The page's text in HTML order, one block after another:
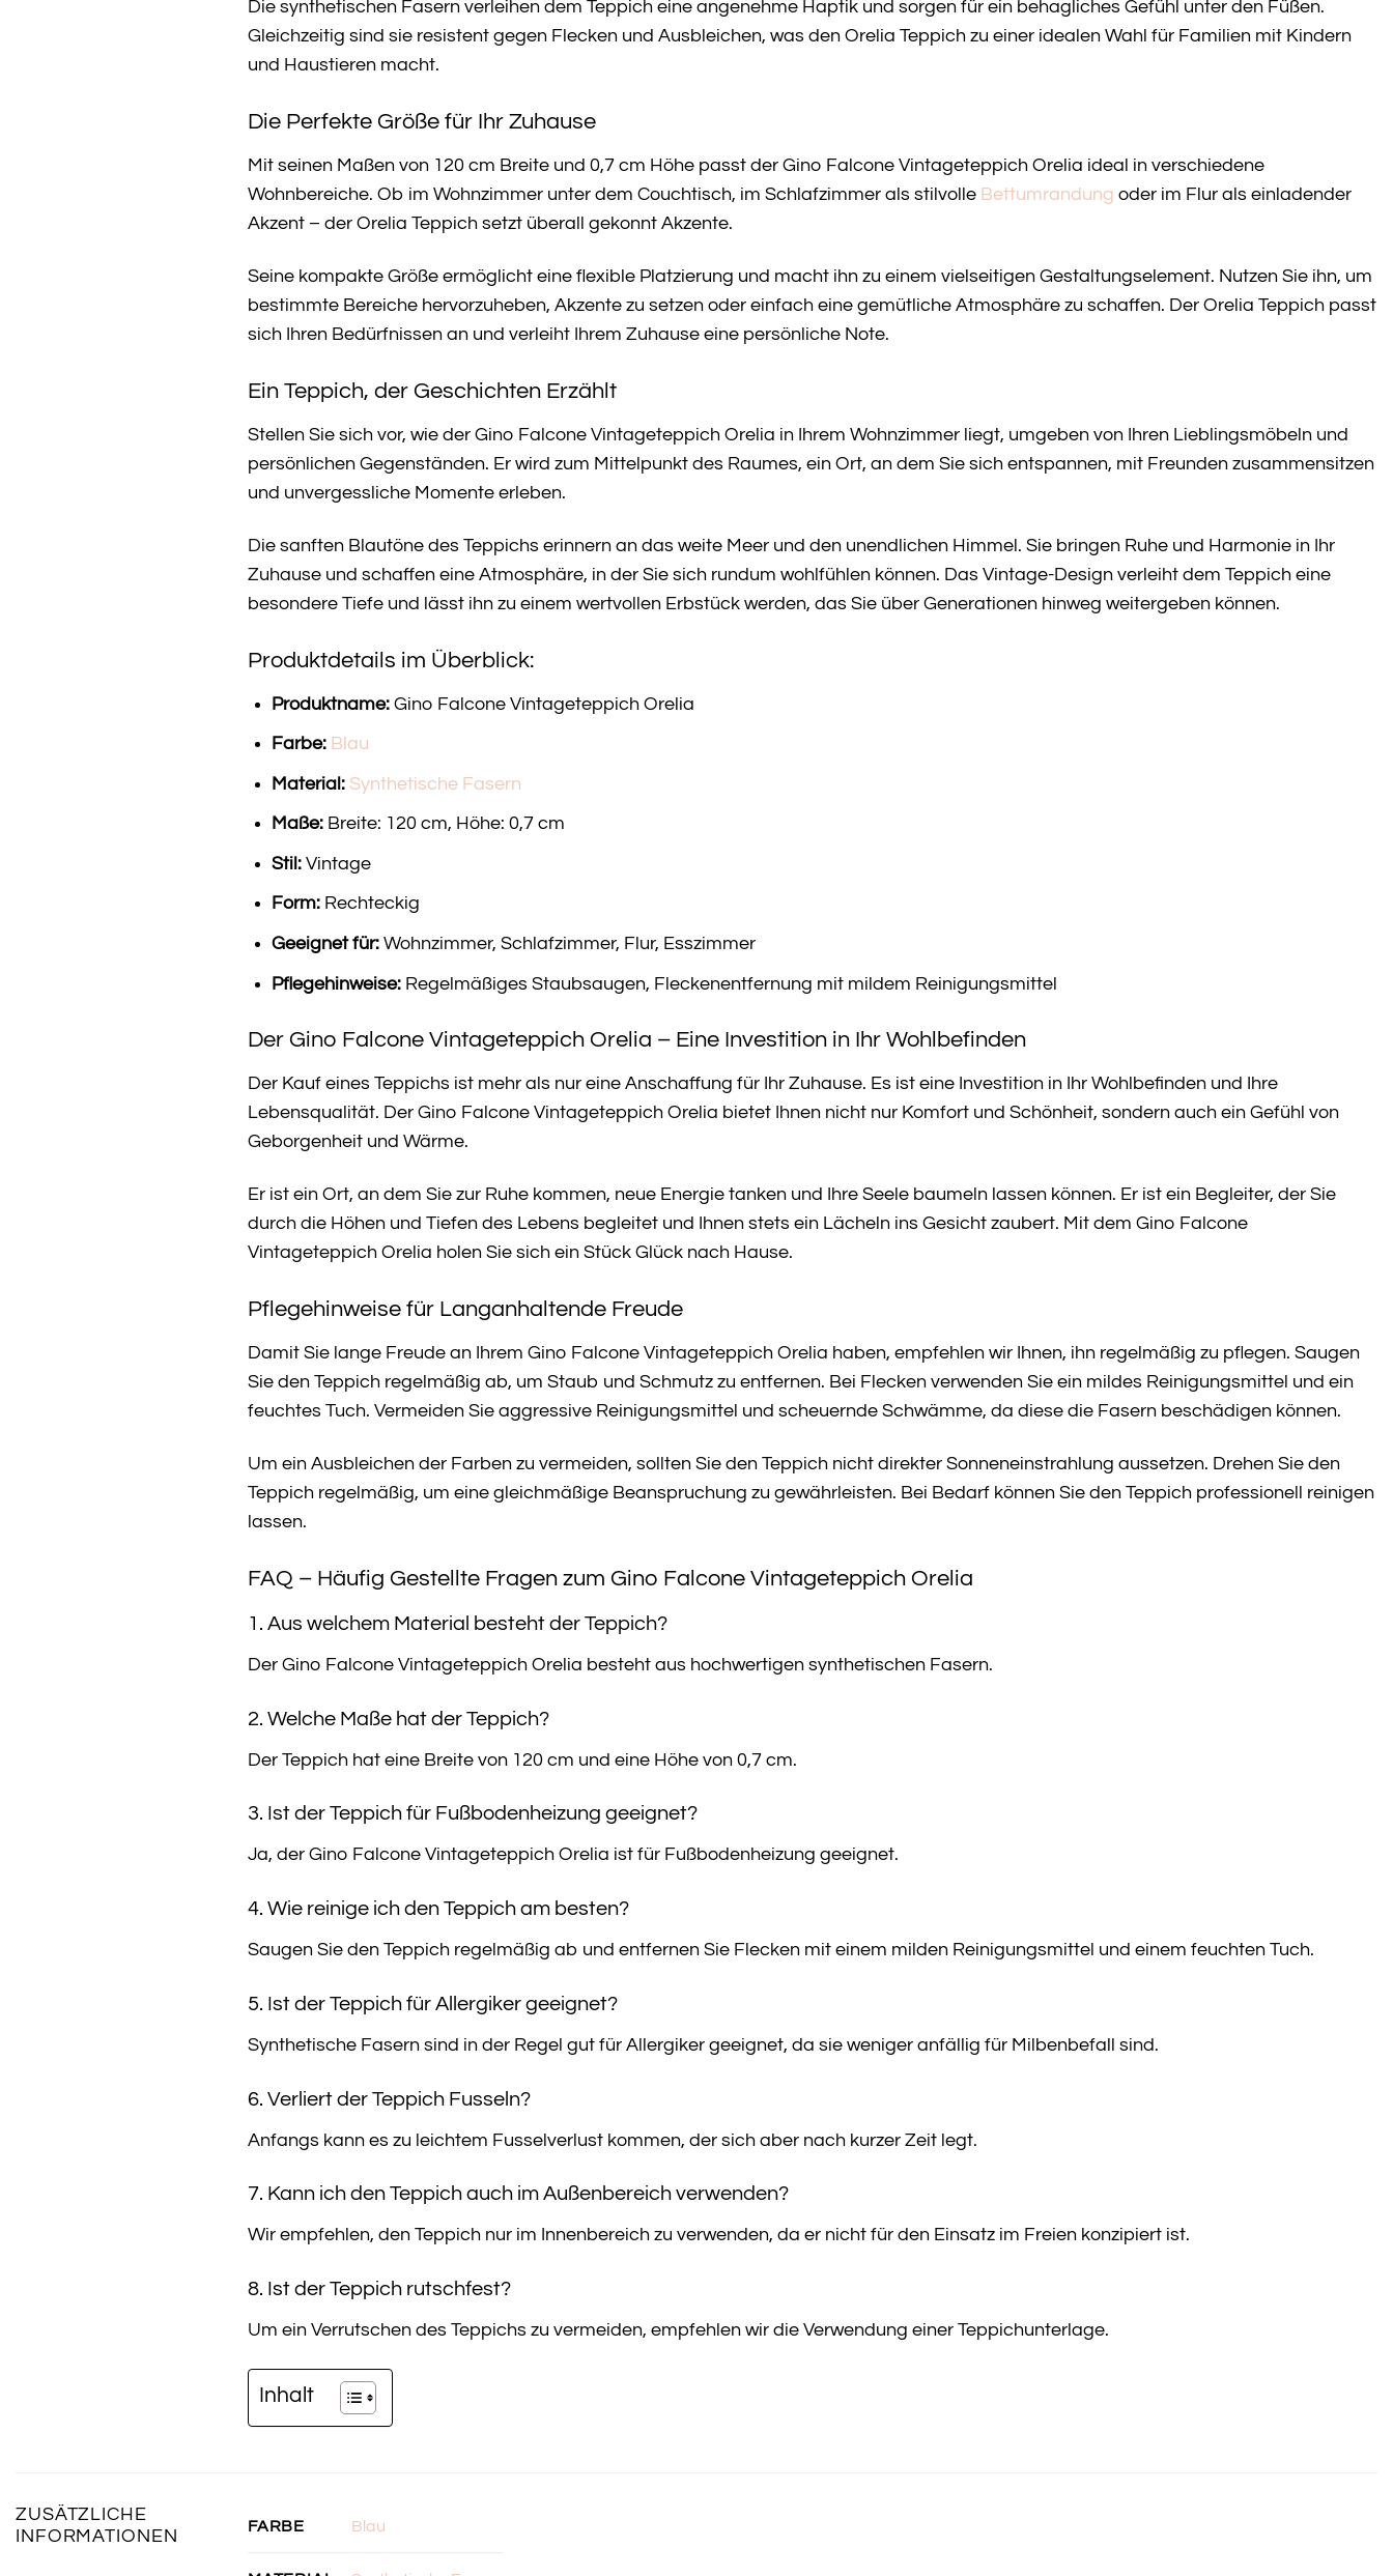
Die synthetischen Fasern verleihen dem Teppich eine angenehme Haptik und sorgen für ein behagliches Gefühl unter den Füßen.
Gleichzeitig sind sie resistent gegen Flecken und Ausbleichen, was den Orelia Teppich zu einer idealen Wahl für Familien mit Kindern
und Haustieren macht.
Die Perfekte Größe für Ihr Zuhause
Mit seinen Maßen von 120 cm Breite und 0,7 cm Höhe passt der Gino Falcone Vintageteppich Orelia ideal in verschiedene
Wohnbereiche. Ob im Wohnzimmer unter dem Couchtisch, im Schlafzimmer als stilvolle Bettumrandung oder im Flur als einladender
Akzent – der Orelia Teppich setzt überall gekonnt Akzente.
Seine kompakte Größe ermöglicht eine flexible Platzierung und macht ihn zu einem vielseitigen Gestaltungselement. Nutzen Sie ihn, um
bestimmte Bereiche hervorzuheben, Akzente zu setzen oder einfach eine gemütliche Atmosphäre zu schaffen. Der Orelia Teppich passt
sich Ihren Bedürfnissen an und verleiht Ihrem Zuhause eine persönliche Note.
Ein Teppich, der Geschichten Erzählt
Stellen Sie sich vor, wie der Gino Falcone Vintageteppich Orelia in Ihrem Wohnzimmer liegt, umgeben von Ihren Lieblingsmöbeln und
persönlichen Gegenständen. Er wird zum Mittelpunkt des Raumes, ein Ort, an dem Sie sich entspannen, mit Freunden zusammensitzen
und unvergessliche Momente erleben.
Die sanften Blautöne des Teppichs erinnern an das weite Meer und den unendlichen Himmel. Sie bringen Ruhe und Harmonie in Ihr
Zuhause und schaffen eine Atmosphäre, in der Sie sich rundum wohlfühlen können. Das Vintage-Design verleiht dem Teppich eine
besondere Tiefe und lässt ihn zu einem wertvollen Erbstück werden, das Sie über Generationen hinweg weitergeben können.
Produktdetails im Überblick:
Produktname:Gino Falcone Vintageteppich Orelia
Farbe: Blau
Material: Synthetische Fasern
Maße:Breite: 120 cm, Höhe: 0,7 cm
Stil:Vintage
Form:Rechteckig
Geeignet für:Wohnzimmer, Schlafzimmer, Flur, Esszimmer
Pflegehinweise:Regelmäßiges Staubsaugen, Fleckenentfernung mit mildem Reinigungsmittel
Der Gino Falcone Vintageteppich Orelia – Eine Investition in Ihr Wohlbefinden
Der Kauf eines Teppichs ist mehr als nur eine Anschaffung für Ihr Zuhause. Es ist eine Investition in Ihr Wohlbefinden und Ihre
Lebensqualität. Der Gino Falcone Vintageteppich Orelia bietet Ihnen nicht nur Komfort und Schönheit, sondern auch ein Gefühl von
Geborgenheit und Wärme.
Er ist ein Ort, an dem Sie zur Ruhe kommen, neue Energie tanken und Ihre Seele baumeln lassen können. Er ist ein Begleiter, der Sie
durch die Höhen und Tiefen des Lebens begleitet und Ihnen stets ein Lächeln ins Gesicht zaubert. Mit dem Gino Falcone
Vintageteppich Orelia holen Sie sich ein Stück Glück nach Hause.
Pflegehinweise für Langanhaltende Freude
Damit Sie lange Freude an Ihrem Gino Falcone Vintageteppich Orelia haben, empfehlen wir Ihnen, ihn regelmäßig zu pflegen. Saugen
Sie den Teppich regelmäßig ab, um Staub und Schmutz zu entfernen. Bei Flecken verwenden Sie ein mildes Reinigungsmittel und ein
feuchtes Tuch. Vermeiden Sie aggressive Reinigungsmittel und scheuernde Schwämme, da diese die Fasern beschädigen können.
Um ein Ausbleichen der Farben zu vermeiden, sollten Sie den Teppich nicht direkter Sonneneinstrahlung aussetzen. Drehen Sie den
Teppich regelmäßig, um eine gleichmäßige Beanspruchung zu gewährleisten. Bei Bedarf können Sie den Teppich professionell reinigen
lassen.
FAQ – Häufig Gestellte Fragen zum Gino Falcone Vintageteppich Orelia
1. Aus welchem Material besteht der Teppich?
Der Gino Falcone Vintageteppich Orelia besteht aus hochwertigen synthetischen Fasern.
2. Welche Maße hat der Teppich?
Der Teppich hat eine Breite von 120 cm und eine Höhe von 0,7 cm.
3. Ist der Teppich für Fußbodenheizung geeignet?
Ja, der Gino Falcone Vintageteppich Orelia ist für Fußbodenheizung geeignet.
4. Wie reinige ich den Teppich am besten?
Saugen Sie den Teppich regelmäßig ab und entfernen Sie Flecken mit einem milden Reinigungsmittel und einem feuchten Tuch.
5. Ist der Teppich für Allergiker geeignet?
Synthetische Fasern sind in der Regel gut für Allergiker geeignet, da sie weniger anfällig für Milbenbefall sind.
6. Verliert der Teppich Fusseln?
Anfangs kann es zu leichtem Fusselverlust kommen, der sich aber nach kurzer Zeit legt.
7. Kann ich den Teppich auch im Außenbereich verwenden?
Wir empfehlen, den Teppich nur im Innenbereich zu verwenden, da er nicht für den Einsatz im Freien konzipiert ist.
8. Ist der Teppich rutschfest?
Um ein Verrutschen des Teppichs zu vermeiden, empfehlen wir die Verwendung einer Teppichunterlage.
Inhalt
ZUSÄTZLICHE
INFORMATIONEN
FARBE Blau